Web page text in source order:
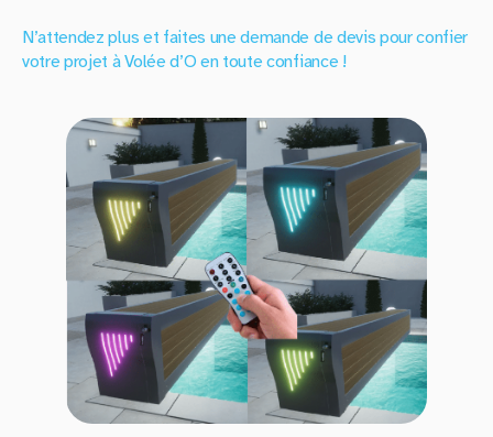
N’attendez plus et faites une demande de devis pour confier
votre projet à Volée d’O en toute confiance !